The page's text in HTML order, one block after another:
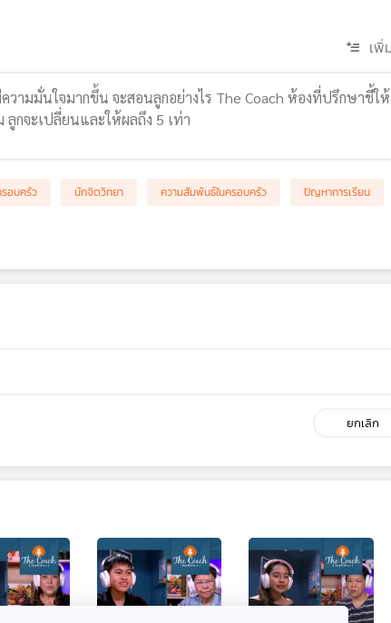
เพิ่
วามมั่นใจมากขึ้น จะสอนลูกอย่างไร The Coach ห้องที่ปรึกษาชี้ใ
กจะเปลี่ยนและให้ผลถึง 5 เท่า
อบครัว นักจิตวิทยา ความสัมพันธ์ในครอบครัว ปัญหาการเรียน
ยกเลิก